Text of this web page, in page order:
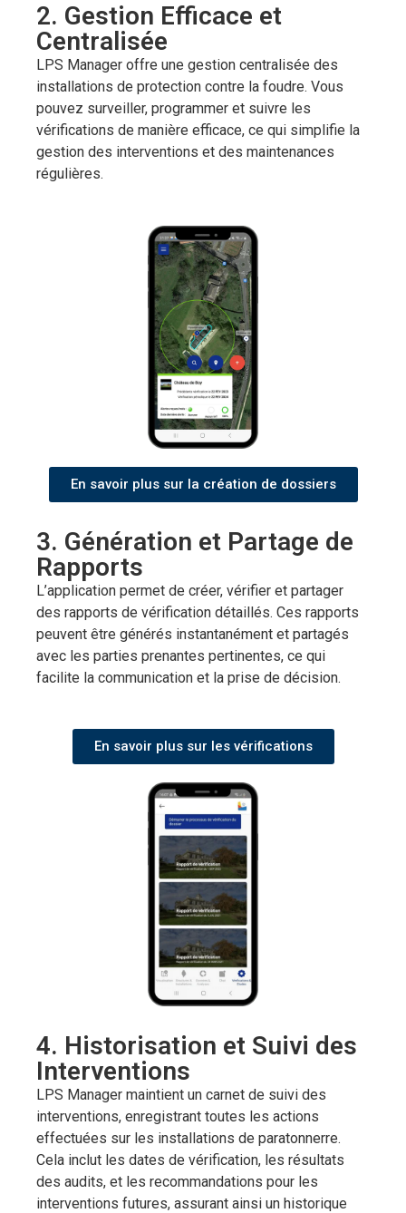
2. Gestion Efficace et
Centralisée
LPS Manager offre une gestion centralisée des
installations de protection contre la foudre. Vous
pouvez surveiller, programmer et suivre les
vérifications de manière efficace, ce qui simplifie la
gestion des interventions et des maintenances
régulières.
En savoir plus sur la création de dossiers
3. Génération et Partage de
Rapports
L’application permet de créer, vérifier et partager
des rapports de vérification détaillés. Ces rapports
peuvent être générés instantanément et partagés
avec les parties prenantes pertinentes, ce qui
facilite la communication et la prise de décision.
En savoir plus sur les vérifications
4. Historisation et Suivi des
Interventions
LPS Manager maintient un carnet de suivi des
interventions, enregistrant toutes les actions
effectuées sur les installations de paratonnerre.
Cela inclut les dates de vérification, les résultats
des audits, et les recommandations pour les
interventions futures, assurant ainsi un historique
En ligne